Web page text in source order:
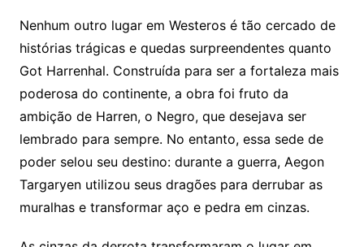
Nenhum outro lugar em Westeros é tão cercado de
histórias trágicas e quedas surpreendentes quanto
Got Harrenhal. Construída para ser a fortaleza mais
poderosa do continente, a obra foi fruto da
ambição de Harren, o Negro, que desejava ser
lembrado para sempre. No entanto, essa sede de
poder selou seu destino: durante a guerra, Aegon
Targaryen utilizou seus dragões para derrubar as
muralhas e transformar aço e pedra em cinzas.